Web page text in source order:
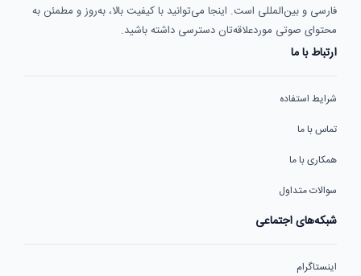
فارسی و بین‌المللی است. اینجا می‌توانید با کیفیت بالا، به‌روز و مطمئن به
محتوای صوتی موردعلاقه‌تان دسترسی داشته باشید.
ارتباط با ما
شرایط استفاده
تماس با ما
همکاری با ما
سوالات متداول
شبکه‌های اجتماعی
اینستاگرام